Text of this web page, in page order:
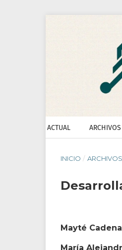
ACTUAL ARCHIVOS
INICIO / ARCHIVOS
Mayté
María